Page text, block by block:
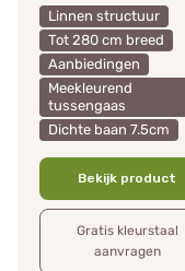
Linnen structuur
Tot 280 cm breed
Aanbiedingen
Meekleurend
tussengaas
Dichte baan 7.5cm
Bekijk product
Gratis kleurstaal
aanvragen